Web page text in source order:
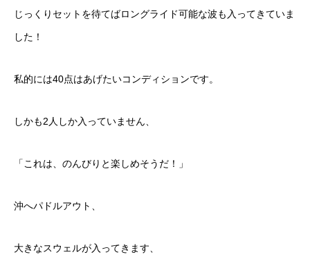
じっくりセットを待てばロングライド可能な波も入ってきていま
した！
私的には40点はあげたいコンディションです。
しかも2人しか入っていません、
「これは、のんびりと楽しめそうだ！」
沖へパドルアウト、
大きなスウェルが入ってきます、